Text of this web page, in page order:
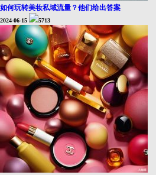
如何玩转美妆私域流量？他们给出答案
2024-06-15 5713